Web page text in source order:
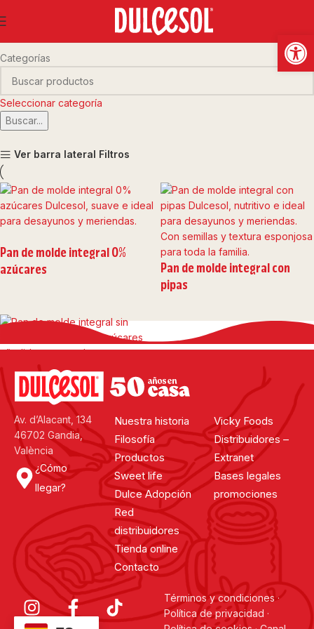
pan de molde integral
Categorías
Seleccionar categoría
Buscar...
Ver barra lateral Filtros
Pan de molde integral 0%
azúcares
Pan de molde integral con
pipas
Pan de molde sin corteza
integral 0% azúcares
añadidos
Av. d’Alacant, 134
46702 Gandia,
València
¿Cómo
llegar?
Nuestra historia
Filosofía
Productos
Sweet life
Dulce Adopción
Red
distribuidores
Tienda online
Contacto
Vicky Foods
Distribuidores –
Extranet
Bases legales
promociones
Términos y condiciones·
Política de privacidad ·